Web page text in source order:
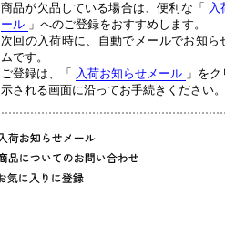
商品が欠品している場合は、便利な「
入
ール 」へのご登録をおすすめします。
次回の入荷時に、自動でメールでお知ら
ムです。
ご登録は、「
入荷お知らせメール 」を
示される画面に沿ってお手続きください。